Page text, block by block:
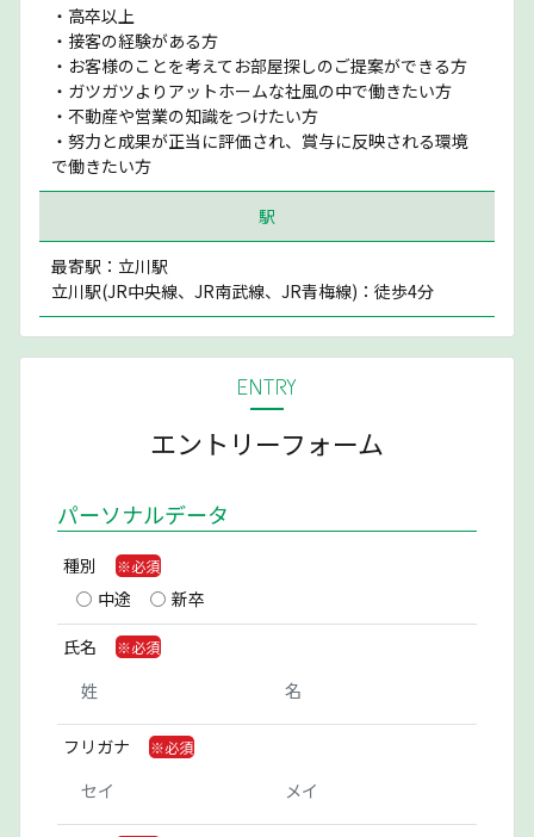
・高卒以上
・接客の経験がある方
・お客様のことを考えてお部屋探しのご提案ができる方
・ガツガツよりアットホームな社風の中で働きたい方
・不動産や営業の知識をつけたい方
・努力と成果が正当に評価され、賞与に反映される環境
で働きたい方
駅
最寄駅：立川駅
立川駅(JR中央線、JR南武線、JR青梅線)：徒歩4分
ENTRY
エントリーフォーム
パーソナルデータ
種別
中途
新卒
氏名
フリガナ